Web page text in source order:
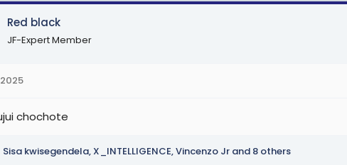
Red black
JF-Expert Member
chochote
Sisa kwisegendela, X_INTELLIGENCE,Vincenzo Jr and 8 others